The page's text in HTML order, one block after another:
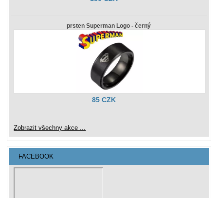
prsten Superman Logo - černý
85 CZK
Zobrazit všechny akce ...
FACEBOOK